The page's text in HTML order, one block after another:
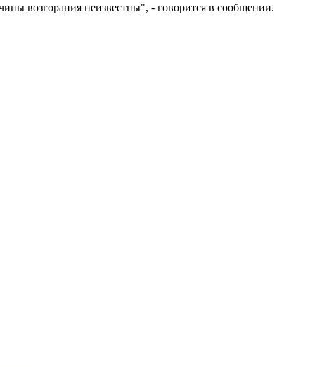
возгорания неизвестны", - говорится в сообщении.